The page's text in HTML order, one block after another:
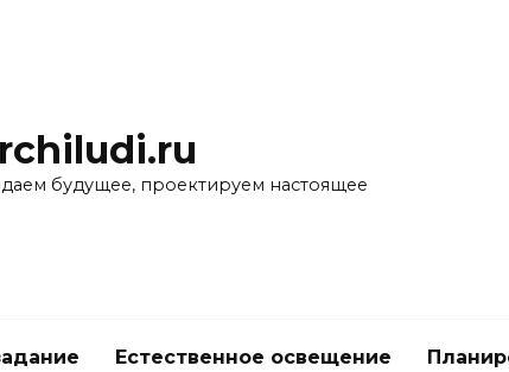
будущее, проектируем настоящее
Естественное освещение